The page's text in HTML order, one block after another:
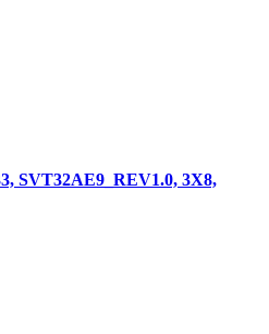
SVT32AE9_REV1.0, 3X8,